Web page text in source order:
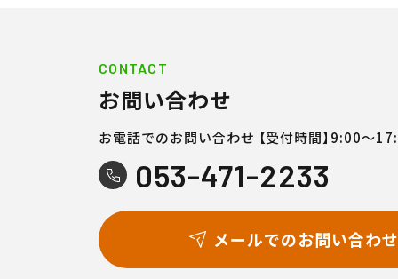
CONTACT
お問い合わせ
お電話でのお問い合わせ 【受付時間】9:00〜
053-471-2233
メールでのお問い合わせ